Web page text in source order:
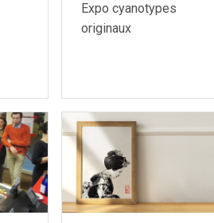
Expo cyanotypes
originaux